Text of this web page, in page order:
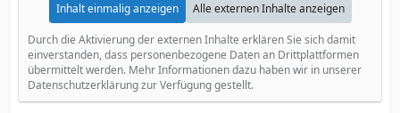
Inhalt einmalig anzeigen Alle externen Inhalte anzeigen
Durch die Aktivierung der externen Inhalte erklären Sie sich damit
einverstanden, dass personenbezogene Daten an Drittplattformen
übermittelt werden. Mehr Informationen dazu haben wir in unserer
Datenschutzerklärung zur Verfügung gestellt.